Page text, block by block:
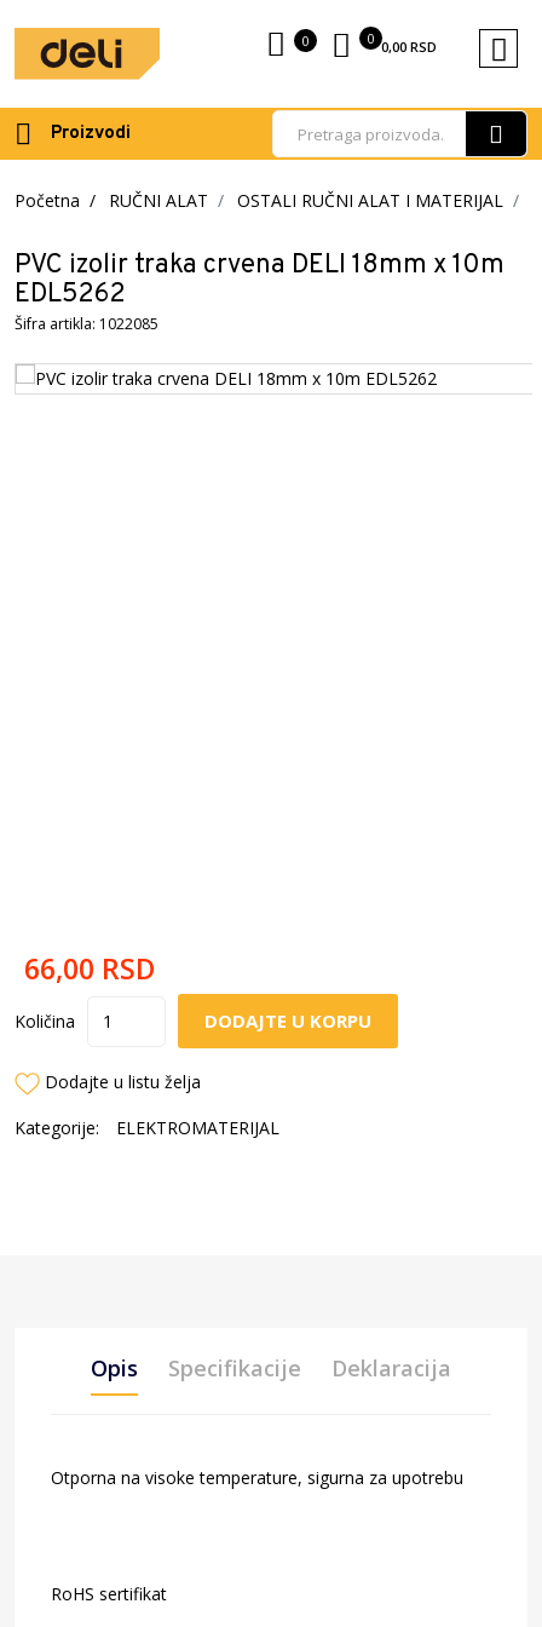
Proizvodi
0 0,00 RSD
0
Početna RUČNI ALAT OSTALI RUČNI ALAT I MATERIJAL
PVC izolir traka crvena DELI 18mm x 10m
EDL5262
Šifra artikla: 1022085
66,00 RSD
Količina DODAJTE U KORPU
Dodajte u listu želja
Kategorije:
ELEKTROMATERIJAL
Opis Specifikacije Deklaracija
Otporna na visoke temperature, sigurna za upotrebu
RoHS sertifikat